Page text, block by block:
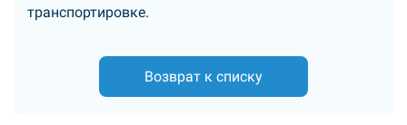
транспортировке.
Возврат к списку